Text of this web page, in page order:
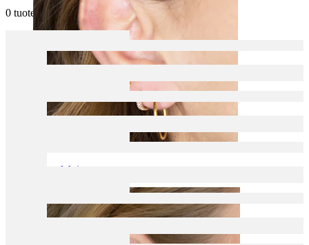
Korvalehti
0 tuotetta löytynyt